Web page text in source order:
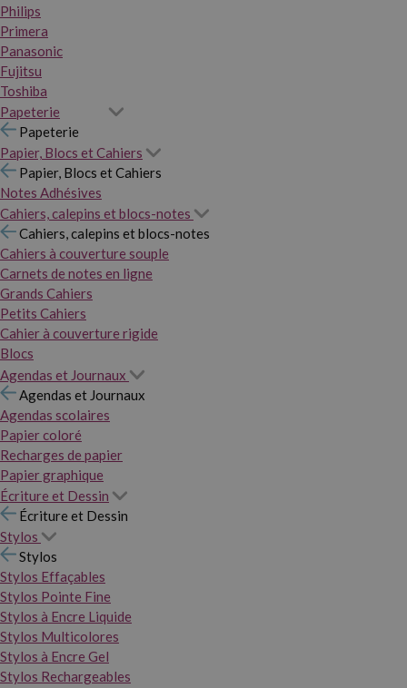
Philips
Primera
Panasonic
Fujitsu
Toshiba
Papeterie
Papeterie
Papier, Blocs et Cahiers
Papier, Blocs et Cahiers
Notes Adhésives
Cahiers, calepins et blocs-notes
Cahiers, calepins et blocs-notes
Cahiers à couverture souple
Carnets de notes en ligne
Grands Cahiers
Petits Cahiers
Cahier à couverture rigide
Blocs
Agendas et Journaux
Agendas et Journaux
Agendas scolaires
Papier coloré
Recharges de papier
Papier graphique
Écriture et Dessin
Écriture et Dessin
Stylos
Stylos
Stylos Effaçables
Stylos Pointe Fine
Stylos à Encre Liquide
Stylos Multicolores
Stylos à Encre Gel
Stylos Rechargeables